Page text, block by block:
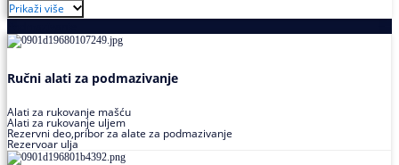
Prikaži više
Ručni alati za podmazivanje
Alati za rukovanje mašću
Alati za rukovanje uljem
Rezervni deo,pribor za alate za podmazivanje
Rezervoar ulja